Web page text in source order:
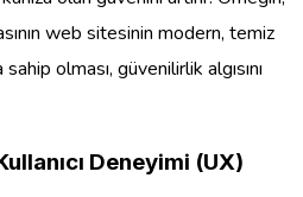
web sitesinin modern, temiz
olması, güvenilirlik algısını
Deneyimi (UX)